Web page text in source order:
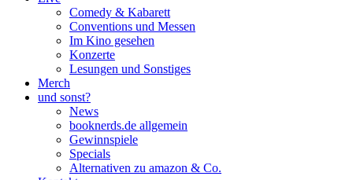
Comedy & Kabarett
Conventions und Messen
Im Kino gesehen
Konzerte
Lesungen und Sonstiges
Merch
und sonst?
News
booknerds.de allgemein
Gewinnspiele
Specials
Alternativen zu amazon & Co.